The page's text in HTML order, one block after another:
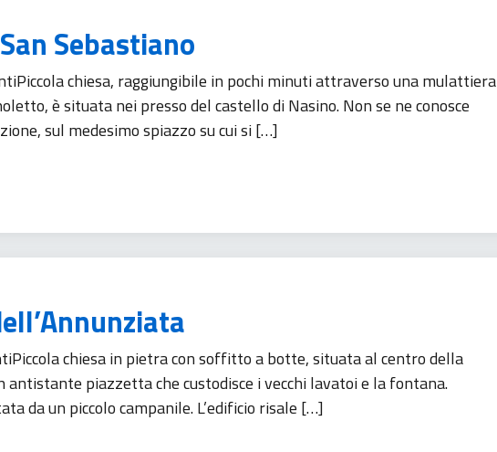
Sebastiano
chiesa, raggiungibile in pochi minuti attraverso una mulattiera
è situata nei presso del castello di Nasino. Non se ne conosce
sul medesimo spiazzo su cui si […]
chiesa in pietra con soffitto a botte, situata al centro della
antistante piazzetta che custodisce i vecchi lavatoi e la fontana.
da un piccolo campanile. L’edificio risale […]